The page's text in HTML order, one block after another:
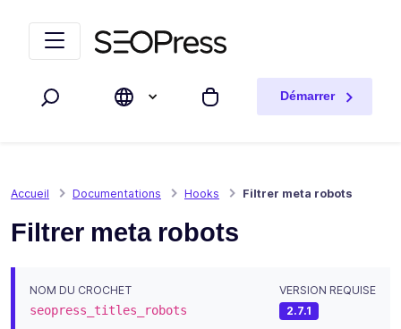
Rechercher Mon panier
Démarrer
Accueil Documentations Hooks Filtrer meta robots
Filtrer meta robots
NOM DU CROCHET
seopress_titles_robots
VERSION REQUISE
2.7.1